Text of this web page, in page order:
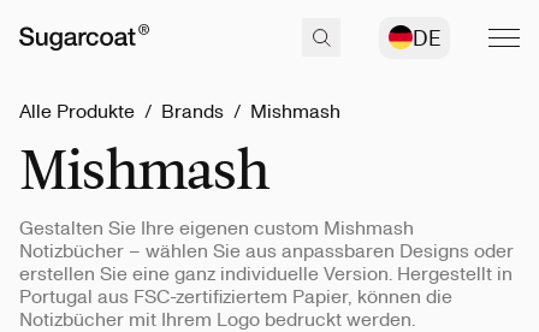
DE
Alle Produkte / Brands / Mishmash
Mishmash
Gestalten Sie Ihre eigenen custom Mishmash
Notizbücher – wählen Sie aus anpassbaren Designs oder
erstellen Sie eine ganz individuelle Version. Hergestellt in
Portugal aus FSC-zertifiziertem Papier, können die
Notizbücher mit Ihrem Logo bedruckt werden.